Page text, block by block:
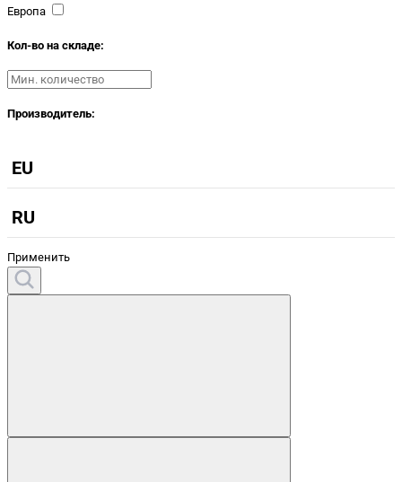
Европа
Кол-во на складе:
Производитель:
EU
RU
Применить